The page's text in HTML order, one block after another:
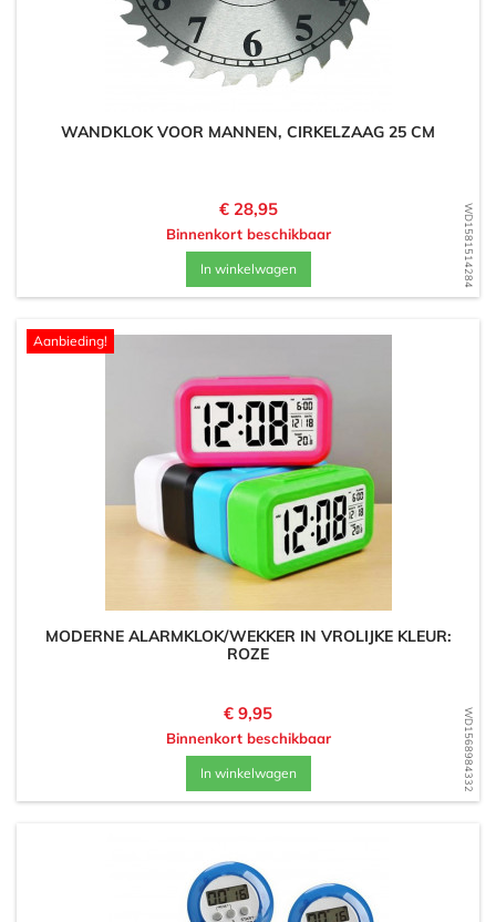
WD1581514284
WANDKLOK VOOR MANNEN, CIRKELZAAG 25 CM
Prijs
€ 28,95
Binnenkort beschikbaar
In winkelwagen
WD1568984332
Aanbieding!
MODERNE ALARMKLOK/WEKKER IN VROLIJKE KLEUR:
ROZE
Prijs
€ 9,95
Binnenkort beschikbaar
In winkelwagen